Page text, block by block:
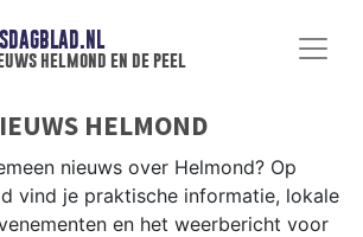
helmond en de peel
HELMOND
nieuws over Helmond? Op
vind je praktische informatie, lokale
en het weerbericht voor